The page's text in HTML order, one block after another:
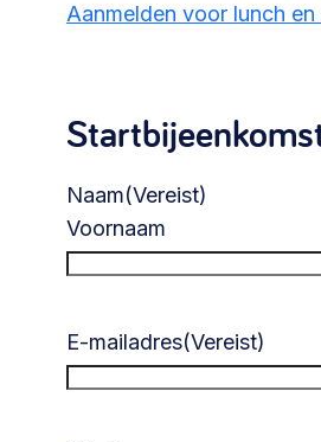
Aanmelden voor lunch en
Naam(Vereist)
Voornaam
E-mailadres(Vereist)